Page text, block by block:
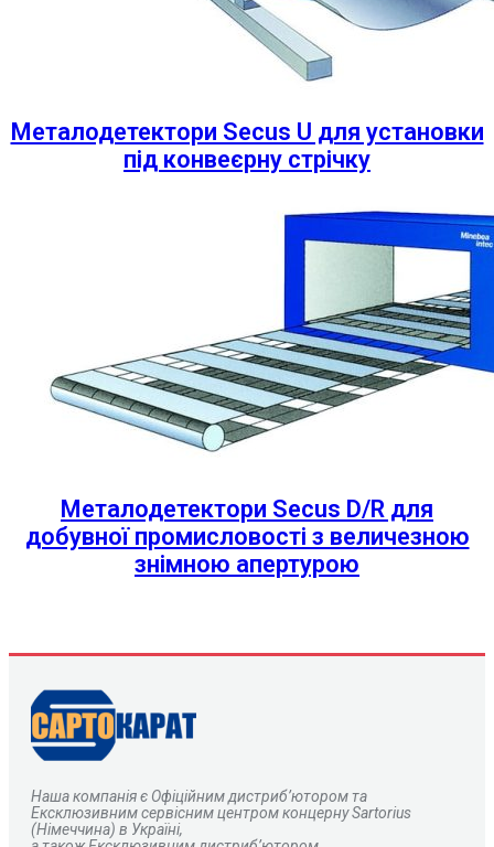
Металодетектори Secus U для установки
під конвеєрну стрічку
Металодетектори Secus D/R для
добувної промисловості з величезною
знімною апертурою
Наша компанія є Офіційним дистриб’ютором та
Ексклюзивним сервісним центром концерну Sartorius
(Німеччина) в Україні,